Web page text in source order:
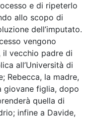
e di ripeterlo
allo scopo di
dell’imputato.
vengono
vecchio padre di
all’Università di
Rebecca, la madre,
giovane figlia, dopo
quella di
infine a Davide,